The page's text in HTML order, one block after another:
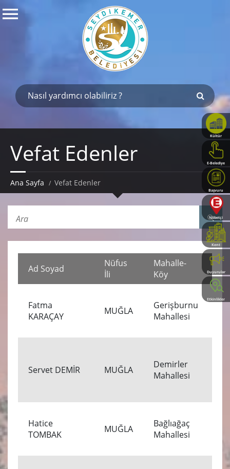
Kültür
Haritası
E-Belediye
Başvuru
Rehberi
Nöbetçi
Eczaneler
Kent
Rehberi
Duyurular
Etkinlikler
Vefat Edenler
Ana Sayfa Vefat Edenler
Ad Soyad
Nüfus
İli
Mahalle-
Köy
Fatma
KARAÇAY
MUĞLA
Gerişburnu
Mahallesi
Servet DEMİR MUĞLA
Demirler
Mahallesi
Hatice
TOMBAK
MUĞLA
Bağlıağaç
Mahallesi